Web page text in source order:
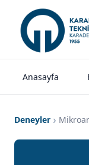
Anasayfa
Deneyler